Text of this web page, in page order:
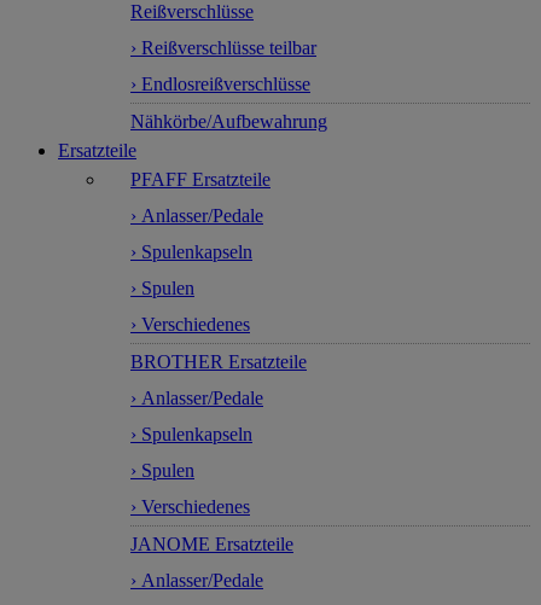
Reißverschlüsse
› Reißverschlüsse teilbar
› Endlosreißverschlüsse
Nähkörbe/Aufbewahrung
Ersatzteile
PFAFF Ersatzteile
› Anlasser/Pedale
› Spulenkapseln
› Spulen
› Verschiedenes
BROTHER Ersatzteile
› Anlasser/Pedale
› Spulenkapseln
› Spulen
› Verschiedenes
JANOME Ersatzteile
› Anlasser/Pedale